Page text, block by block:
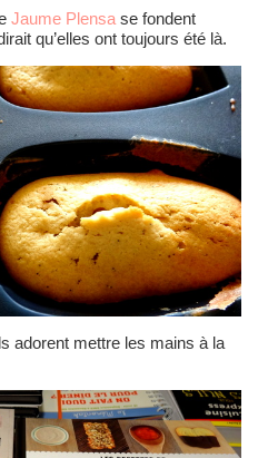
Jaume Plensa se fondent
qu’elles ont toujours été là.
adorent mettre les mains à la